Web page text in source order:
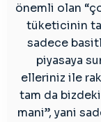
önemli olan
tüketicinin
sadece
piyasaya
elleriniz ile
tam da bizdeki
mani”, yani